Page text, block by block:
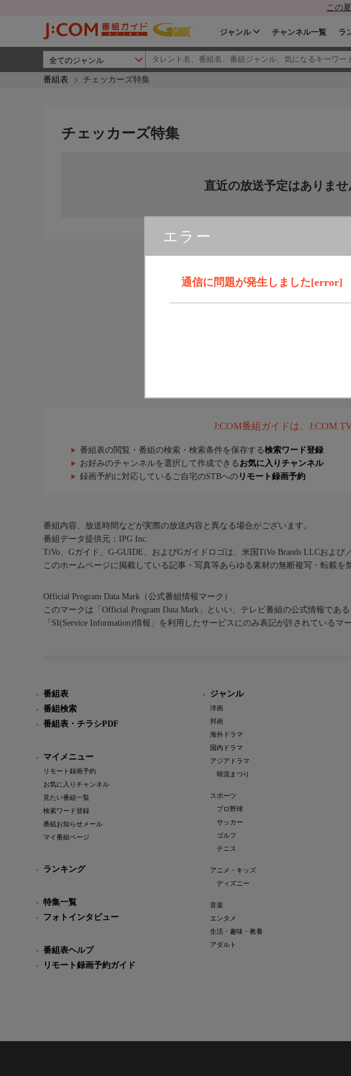
この
ジャンル チャンネル一覧 ラ
番組表 チェッカーズ特集
エラー
通信に問題が発生しました[error]
チェッカーズ特集
直近の放送予定はありませ
J:COM番組ガイドは、J:COM
番組表の閲覧・番組の検索・検索条件を保存する検索ワード登録
お好みのチャンネルを選択して作成できる お気に入りチャンネル
録画予約に対応しているご自宅のSTBへの リモート録画予約
番組内容、放送時間などが実際の放送内容と異なる場合がございます。
番組データ提供元：IPG Inc.
TiVo、Gガイド、G-GUIDE、およびGガイドロゴは、米国TiVo Brands LLCおよ
このホームページに掲載している記事・写真等あらゆる素材の無断複写・転載を
Official Program Data Mark（公式番組情報マーク）
このマークは「Official Program Data Mark」といい、テレビ番組の公式情報である
「SI(Service Information)情報」を利用したサービスにのみ表記が許されているマー
番組表
番組検索
番組表・チラシPDF
マイメニュー
リモート録画予約
お気に入りチャンネル
見たい番組一覧
検索ワード登録
番組お知らせメール
マイ番組ページ
ランキング
特集一覧
フォトインタビュー
番組表ヘルプ
リモート録画予約ガイド
ジャンル
洋画
邦画
海外ドラマ
国内ドラマ
アジアドラマ
韓流まつり
スポーツ
プロ野球
サッカー
ゴルフ
テニス
アニメ・キッズ
ディズニー
音楽
エンタメ
生活・趣味・教養
アダルト